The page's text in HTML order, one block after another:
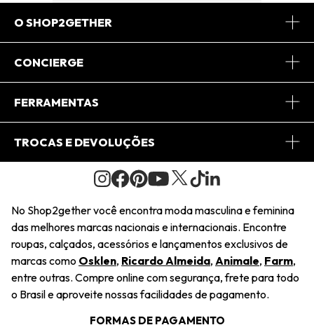
O SHOP2GETHER
Sobre Nós
Journal
Saiu na Mídia
Sustentabilidade
Navegando
CONCIERGE
Central de Relacionamento
Regulamento e Promoções
FERRAMENTAS
Minha Conta
Pedido de Presente
Wishlist
TROCAS E DEVOLUÇÕES
Condições Gerais
Troca Fácil
Restituição de Pagamento
Dúvidas Frequentes
Termos e Condições
No Shop2gether você encontra moda masculina e feminina
das melhores marcas nacionais e internacionais. Encontre
roupas, calçados, acessórios e lançamentos exclusivos de
marcas como Osklen, Ricardo Almeida, Animale, Farm,
entre outras. Compre online com segurança, frete para todo
o Brasil e aproveite nossas facilidades de pagamento.
FORMAS DE PAGAMENTO